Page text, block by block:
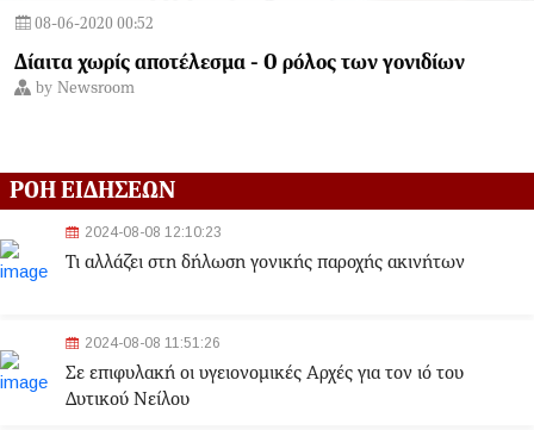
08-06-2020 00:52
Δίαιτα χωρίς αποτέλεσμα - Ο ρόλος των γονιδίων
by Newsroom
ΡΟΗ ΕΙΔΗΣΕΩΝ
2024-08-08 12:10:23
Τι αλλάζει στη δήλωση γονικής παροχής ακινήτων
2024-08-08 11:51:26
Σε επιφυλακή οι υγειονομικές Αρχές για τον ιό του
Δυτικού Νείλου